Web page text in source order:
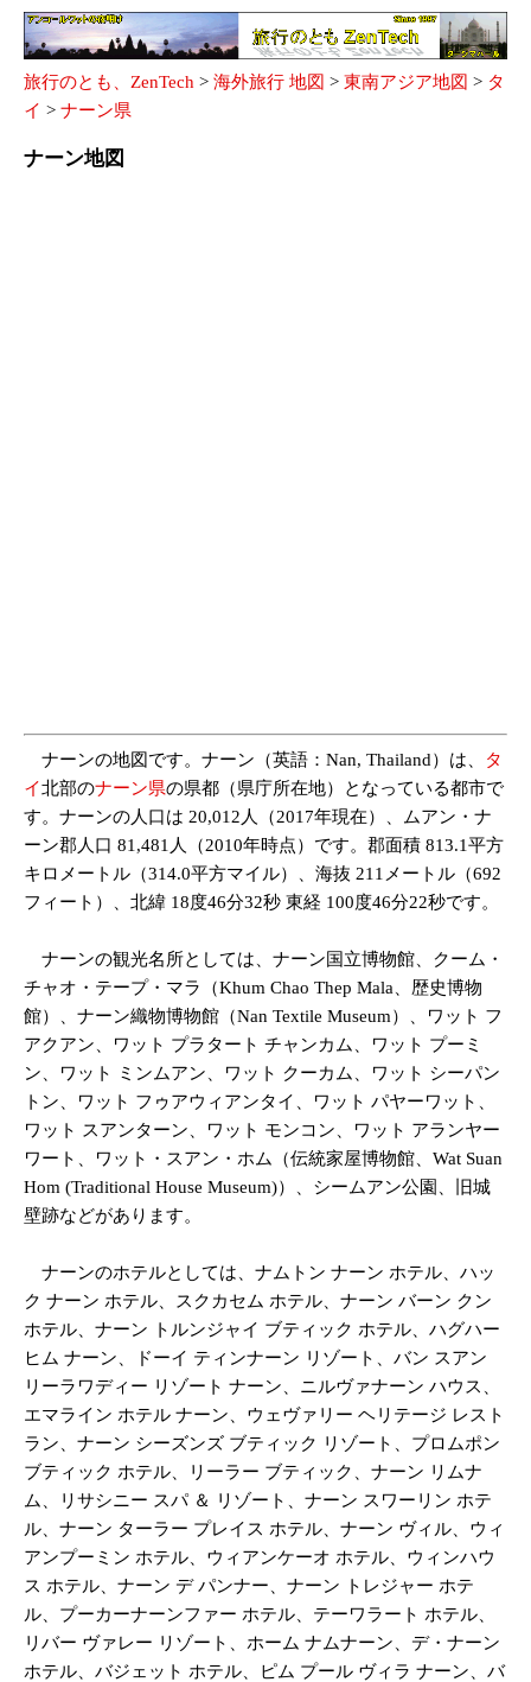
旅行のとも、ZenTech > 海外旅行 地図 > 東南アジア地図 > タ
イ > ナーン県
ナーン地図
ナーンの地図です。ナーン（英語：Nan, Thailand）は、
タ
イ北部のナーン県の県都（県庁所在地）となっている都市で
す。ナーンの人口は 20,012人（2017年現在）、ムアン・ナ
ーン郡人口 81,481人（2010年時点）です。郡面積 813.1平方
キロメートル（314.0平方マイル）、海抜 211メートル（692
フィート）、北緯 18度46分32秒 東経 100度46分22秒です。
ナーンの観光名所としては、ナーン国立博物館、クーム・
チャオ・テープ・マラ（Khum Chao Thep Mala、歴史博物
館）、ナーン織物博物館（Nan Textile Museum）、ワット フ
アクアン、ワット プラタート チャンカム、ワット プーミ
ン、ワット ミンムアン、ワット クーカム、ワット シーパン
トン、ワット フゥアウィアンタイ、ワット パヤーワット、
ワット スアンターン、ワット モンコン、ワット アランヤー
ワート、ワット・スアン・ホム（伝統家屋博物館、Wat Suan
Hom (Traditional House Museum)）、シームアン公園、旧城
壁跡などがあります。
ナーンのホテルとしては、ナムトン ナーン ホテル、ハッ
ク ナーン ホテル、スクカセム ホテル、ナーン バーン クン
ホテル、ナーン トルンジャイ ブティック ホテル、ハグハー
ヒム ナーン、ドーイ ティンナーン リゾート、バン スアン
リーラワディー リゾート ナーン、ニルヴァナーン ハウス、
エマライン ホテル ナーン、ウェヴァリー ヘリテージ レスト
ラン、ナーン シーズンズ ブティック リゾート、プロムポン
ブティック ホテル、リーラー ブティック、ナーン リムナ
ム、リサシニー スパ ＆ リゾート、ナーン スワーリン ホテ
ル、ナーン ターラー プレイス ホテル、ナーン ヴィル、ウィ
アンプーミン ホテル、ウィアンケーオ ホテル、ウィンハウ
ス ホテル、ナーン デ パンナー、ナーン トレジャー ホテ
ル、プーカーナーンファー ホテル、テーワラート ホテル、
リバー ヴァレー リゾート、ホーム ナムナーン、デ・ナーン
ホテル、バジェット ホテル、ピム プール ヴィラ ナーン、バ